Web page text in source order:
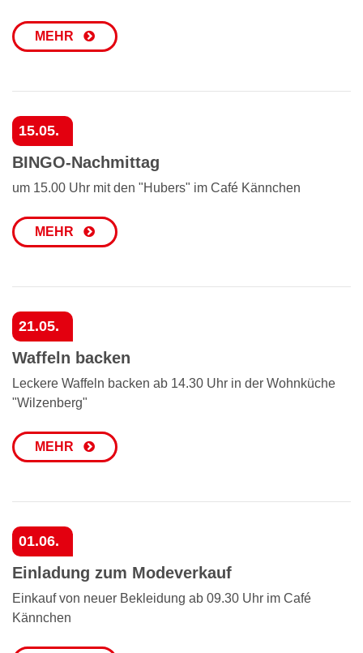
MEHR
15.05.
BINGO-Nachmittag
um 15.00 Uhr mit den "Hubers" im Café Kännchen
MEHR
21.05.
Waffeln backen
Leckere Waffeln backen ab 14.30 Uhr in der Wohnküche
"Wilzenberg"
MEHR
01.06.
Einladung zum Modeverkauf
Einkauf von neuer Bekleidung ab 09.30 Uhr im Café
Kännchen